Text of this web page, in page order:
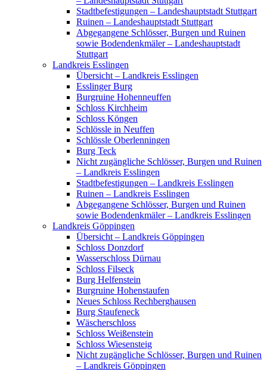
Stadtbefestigungen – Landeshauptstadt Stuttgart
Ruinen – Landeshauptstadt Stuttgart
Abgegangene Schlösser, Burgen und Ruinen
sowie Bodendenkmäler – Landeshauptstadt
Stuttgart
Landkreis Esslingen
Übersicht – Landkreis Esslingen
Esslinger Burg
Burgruine Hohenneuffen
Schloss Kirchheim
Schloss Köngen
Schlössle in Neuffen
Schlössle Oberlenningen
Burg Teck
Nicht zugängliche Schlösser, Burgen und Ruinen
– Landkreis Esslingen
Stadtbefestigungen – Landkreis Esslingen
Ruinen – Landkreis Esslingen
Abgegangene Schlösser, Burgen und Ruinen
sowie Bodendenkmäler – Landkreis Esslingen
Landkreis Göppingen
Übersicht – Landkreis Göppingen
Schloss Donzdorf
Wasserschloss Dürnau
Schloss Filseck
Burg Helfenstein
Burgruine Hohenstaufen
Neues Schloss Rechberghausen
Burg Staufeneck
Wäscherschloss
Schloss Weißenstein
Schloss Wiesensteig
Nicht zugängliche Schlösser, Burgen und Ruinen
– Landkreis Göppingen